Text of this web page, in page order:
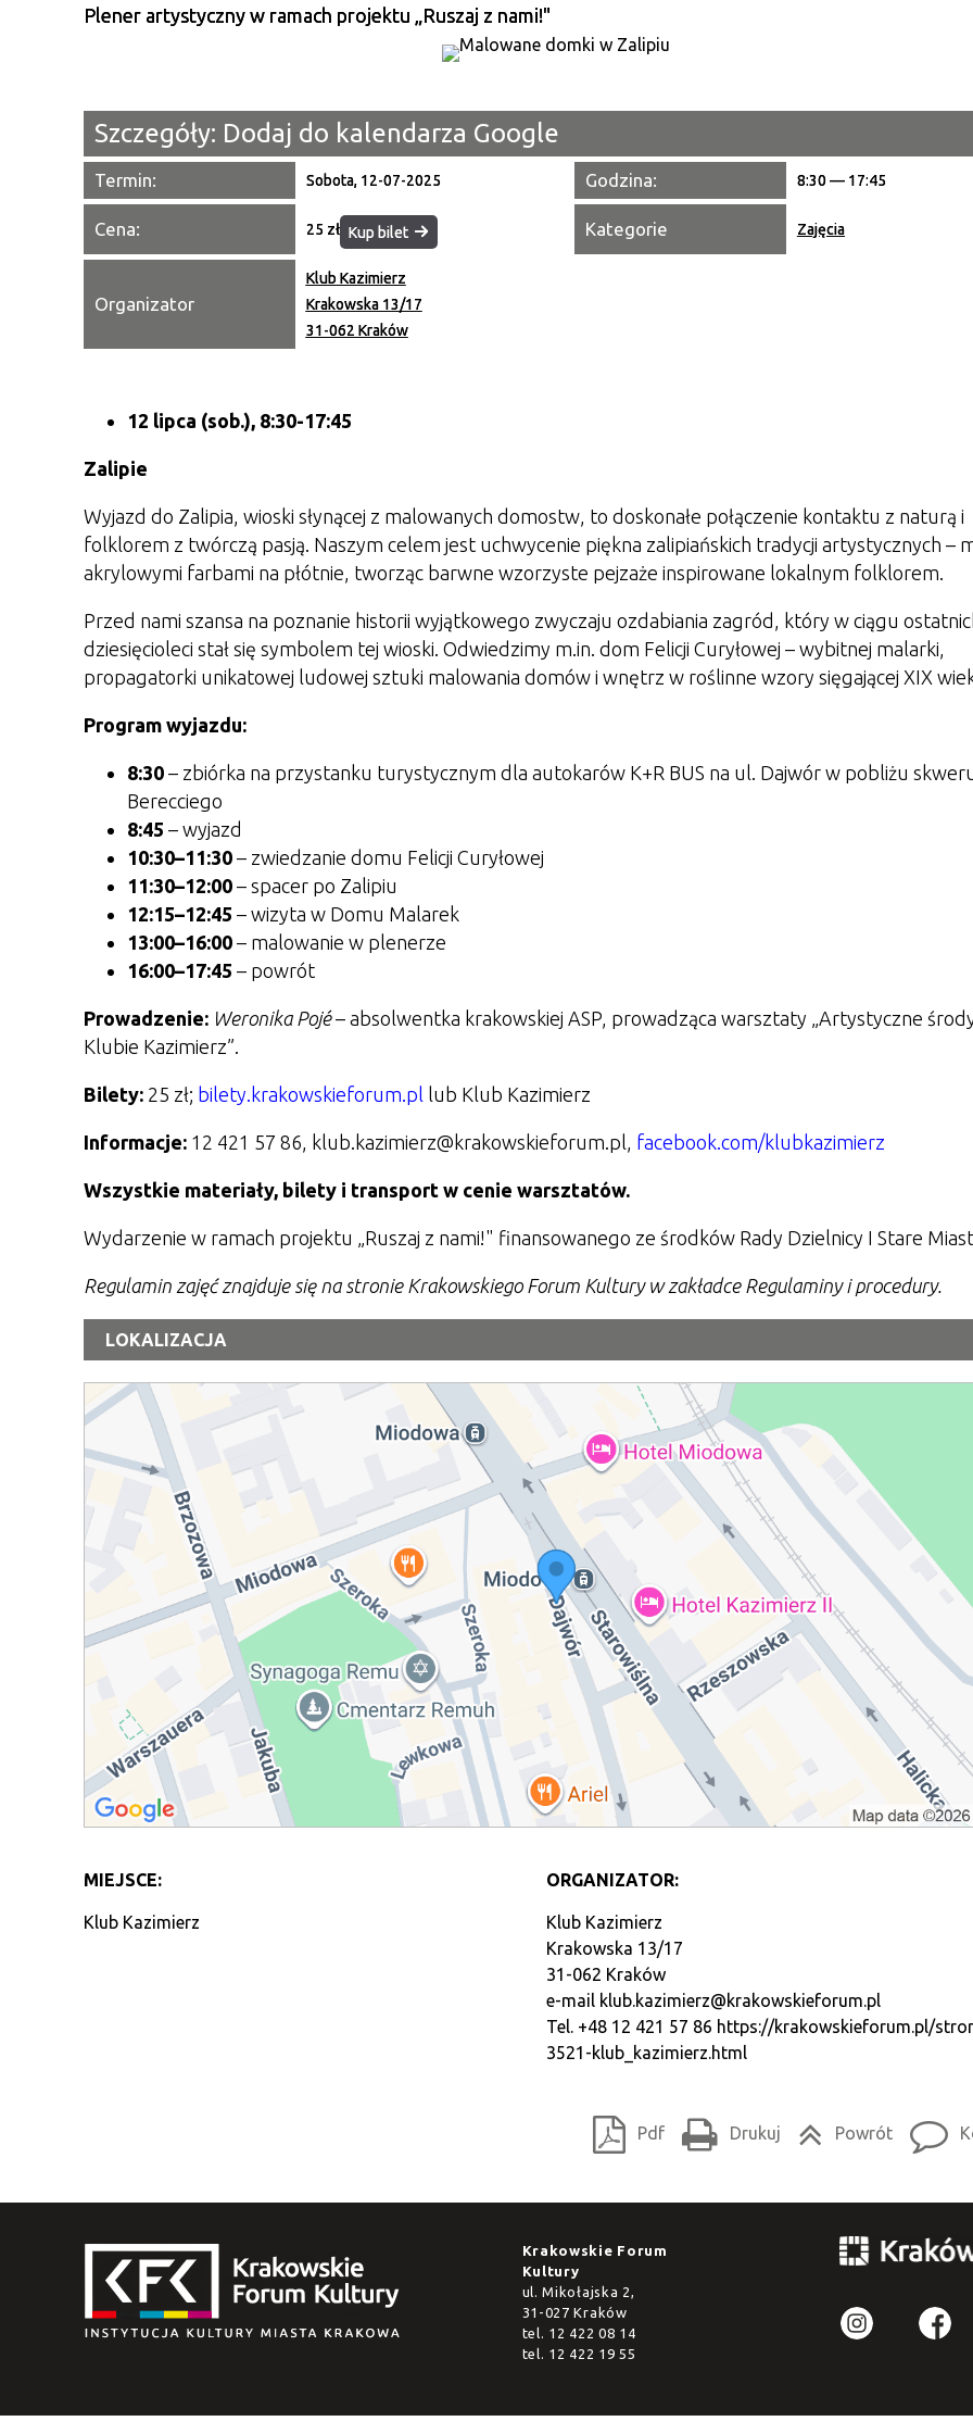
Plener artystyczny w ramach projektu „Ruszaj z nami!"
Szczegóły: Dodaj do kalendarza Google
Termin: Sobota, 12-07-2025 Godzina: 8:30 — 17:45
Cena: 25 zł Kup bilet Kategorie Zajęcia
Organizator
Klub Kazimierz
Krakowska 13/17
31-062 Kraków
12 lipca (sob.), 8:30-17:45
Zalipie
Wyjazd do Zalipia, wioski słynącej z malowanych domostw, to doskonałe połączenie kontaktu z naturą i
folklorem z twórczą pasją. Naszym celem jest uchwycenie piękna zalipiańskich tradycji artystycznych –
akrylowymi farbami na płótnie, tworząc barwne wzorzyste pejzaże inspirowane lokalnym folklorem.
Przed nami szansa na poznanie historii wyjątkowego zwyczaju ozdabiania zagród, który w ciągu
dziesięcioleci stał się symbolem tej wioski. Odwiedzimy m.in. dom Felicji Curyłowej – wybitnej malarki,
propagatorki unikatowej ludowej sztuki malowania domów i wnętrz w roślinne wzory sięgającej XIX
Program wyjazdu:
8:30– zbiórka na przystanku turystycznym dla autokarów K+R BUS na ul. Dajwór w pobliżu
Berecciego
8:45 – wyjazd
10:30–11:30– zwiedzanie domu Felicji Curyłowej
11:30–12:00– spacer po Zalipiu
12:15–12:45 – wizyta w Domu Malarek
13:00–16:00– malowanie w plenerze
16:00–17:45 – powrót
Prowadzenie: Weronika Pojé– absolwentka krakowskiej ASP, prowadząca warsztaty „Artystyczne
Klubie Kazimierz”.
Bilety:25 zł; bilety.krakowskieforum.pl lub Klub Kazimierz
Informacje:12 421 57 86, klub.kazimierz@krakowskieforum.pl, facebook.com/klubkazimierz
Wszystkie materiały, bilety i transport w cenie warsztatów.
Wydarzenie w ramach projektu „Ruszaj z nami!" finansowanego ze środków Rady Dzielnicy I Stare
Regulamin zajęć znajduje się na stronie Krakowskiego Forum Kultury w zakładce Regulaminy i procedury.
LOKALIZACJA
MIEJSCE:
Klub Kazimierz
ORGANIZATOR:
Klub Kazimierz
Krakowska 13/17
31-062 Kraków
e-mail klub.kazimierz@krakowskieforum.pl
Tel. +48 12 421 57 86 https://krakowskieforum.pl/
3521-klub_kazimierz.html
Pdf Drukuj Powrót
Krakowskie Forum
Kultury
ul. Mikołajska 2,
31-027 Kraków
tel. 12 422 08 14
tel. 12 422 19 55